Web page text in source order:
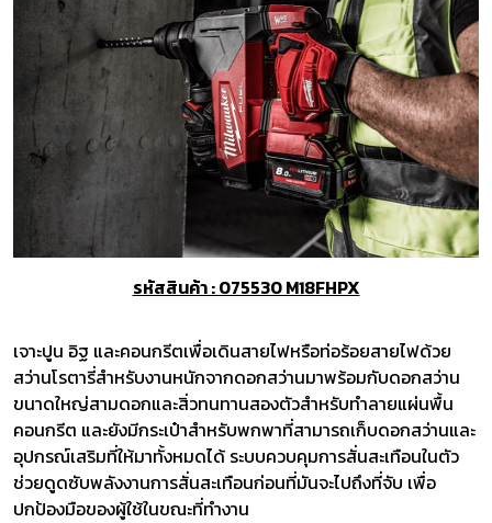
รหัสสินค้า : 075530 M18FHPX
เจาะปูน อิฐ และคอนกรีตเพื่อเดินสายไฟหรือท่อร้อยสายไฟด้วย
สว่านโรตารี่สำหรับงานหนักจากดอกสว่านมาพร้อมกับดอกสว่าน
ขนาดใหญ่สามดอกและสิ่วทนทานสองตัวสำหรับทำลายแผ่นพื้น
คอนกรีต และยังมีกระเป๋าสำหรับพกพาที่สามารถเก็บดอกสว่านและ
อุปกรณ์เสริมที่ให้มาทั้งหมดได้ ระบบควบคุมการสั่นสะเทือนในตัว
ช่วยดูดซับพลังงานการสั่นสะเทือนก่อนที่มันจะไปถึงที่จับ เพื่อ
ปกป้องมือของผู้ใช้ในขณะที่ทำงาน